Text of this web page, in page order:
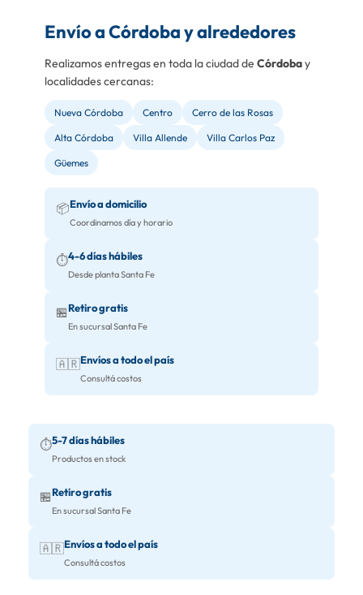
Envío a Córdoba y alrededores
Realizamos entregas en toda la ciudad de Córdobay
localidades cercanas:
Nueva Córdoba Centro Cerro de las Rosas
Alta Córdoba Villa Allende Villa Carlos Paz
Güemes
📦Envío a domicilio
Coordinamos día y horario
⏱️4-6 días hábiles
Desde planta Santa Fe
🏪Retiro gratis
En sucursal Santa Fe
🇦🇷Envíos a todo el país
Consultá costos
⏱️5-7 días hábiles
Productos en stock
🏪Retiro gratis
En sucursal Santa Fe
🇦🇷Envíos a todo el país
Consultá costos